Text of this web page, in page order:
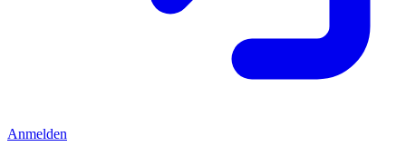
Anmelden